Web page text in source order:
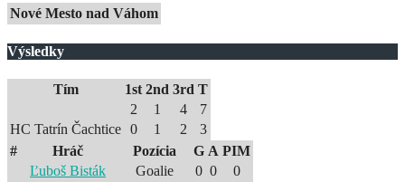
Nové Mesto nad Váhom
Výsledky
Tím 1st 2nd 3rd T
2
1 4
7
HC Tatrín Čachtice 0 1 2
3
#
Hráč Pozícia G A PIM
Ľuboš Bisták
Goalie 0 0
0